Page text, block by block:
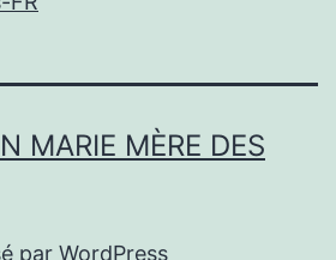
MARIE MÈRE DES
par WordPress